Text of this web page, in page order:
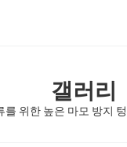
갤러리
를 위한 높은 마모 방지